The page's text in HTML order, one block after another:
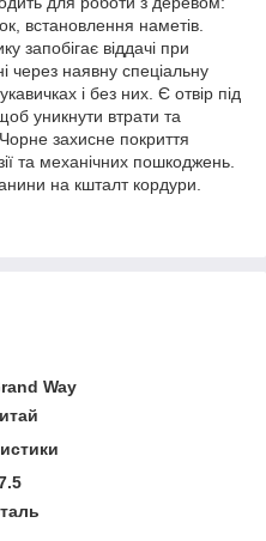
встановлення наметів.
запобігає віддачі при
через наявну спеціальну
і без них. Є отвір під
уникнути втрати та
захисне покриття
та механічних пошкоджень.
на кшталт кордури.
Way